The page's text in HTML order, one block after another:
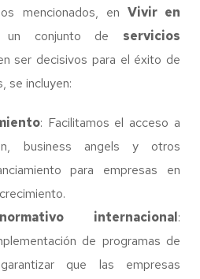
mencionados, en Vivir en
conjunto de servicios
ser decisivos para el éxito de
se incluyen:
: Facilitamos el acceso a
business angels y otros
para empresas en
internacional:
de programas de
que las empresas